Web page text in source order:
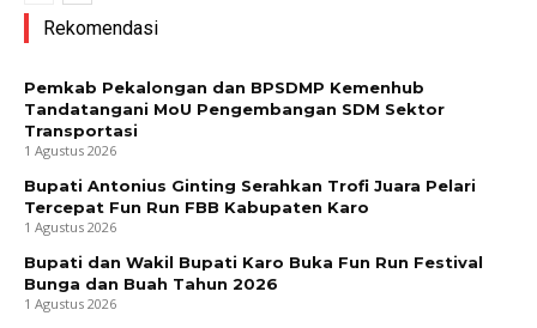
Rekomendasi
Pemkab Pekalongan dan BPSDMP Kemenhub
Tandatangani MoU Pengembangan SDM Sektor
Transportasi
1 Agustus 2026
Bupati Antonius Ginting Serahkan Trofi Juara Pelari
Tercepat Fun Run FBB Kabupaten Karo
1 Agustus 2026
Bupati dan Wakil Bupati Karo Buka Fun Run Festival
Bunga dan Buah Tahun 2026
1 Agustus 2026